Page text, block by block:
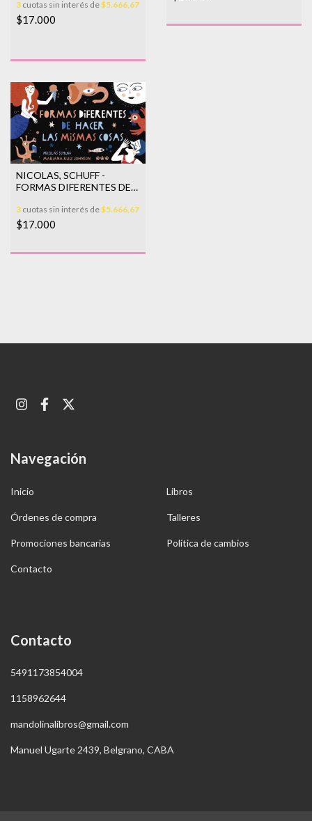
3 cuotas sin interés de$5.666,67
$17.000
NICOLAS, SCHUFF -
FORMAS DIFERENTES DE
COSAS
3 cuotas sin interés de$5.666,67
$17.000
Navegación
Inicio Libros
Órdenes de compra Talleres
Promociones bancarias Política de cambios
Contacto
Contacto
5491173854004
1158962644
mandolinalibros@gmail.com
Manuel Ugarte 2439, Belgrano, CABA